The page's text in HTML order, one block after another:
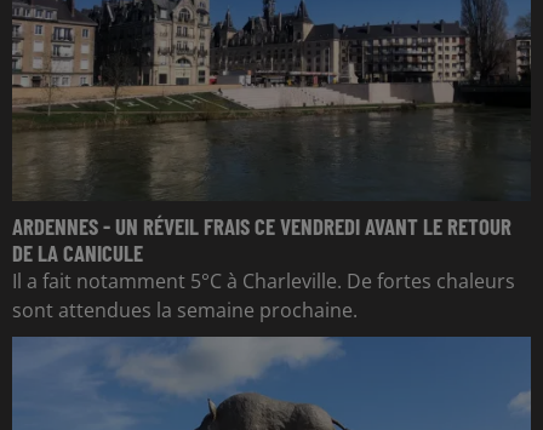
ARDENNES - UN RÉVEIL FRAIS CE VENDREDI AVANT LE RETOUR
DE LA CANICULE
Il a fait notamment 5°C à Charleville. De fortes chaleurs
sont attendues la semaine prochaine.